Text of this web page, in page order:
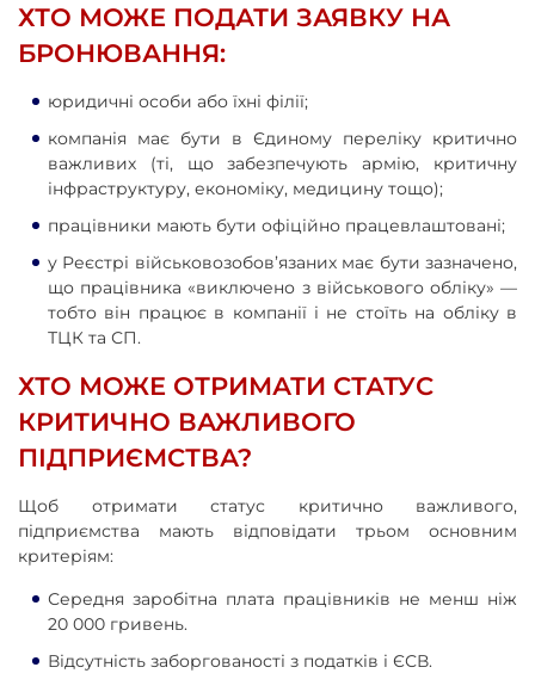
ХТО МОЖЕ ПОДАТИ ЗАЯВКУ НА
БРОНЮВАННЯ:
юридичні особи або їхні філії;
компанія має бути в Єдиному переліку критично
важливих (ті, що забезпечують армію, критичну
інфраструктуру, економіку, медицину тощо);
працівники мають бути офіційно працевлаштовані;
у Реєстрі військовозобов’язаних має бути зазначено,
що працівника «виключено з військового обліку» —
тобто він працює в компанії і не стоїть на обліку в
ТЦК та СП.
ХТО МОЖЕ ОТРИМАТИ СТАТУС
КРИТИЧНО ВАЖЛИВОГО
ПІДПРИЄМСТВА?
Щоб отримати статус критично важливого,
підприємства мають відповідати трьом основним
критеріям:
Середня заробітна плата працівників не менш ніж
20 000 гривень.
Відсутність заборгованості з податків і ЄСВ.